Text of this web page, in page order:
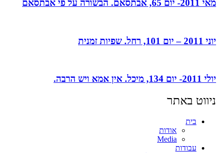
מאי 2011- יום 65, אבתסאם. הבשורה על פי אבתסאם
יוני 2011 – יום 101, רחל. שפיות זמנית
יולי 2011- יום 134, מיכל. אין אמא ויש הרבה.
ניווט באתר
בית
אודות
Media
עבודות